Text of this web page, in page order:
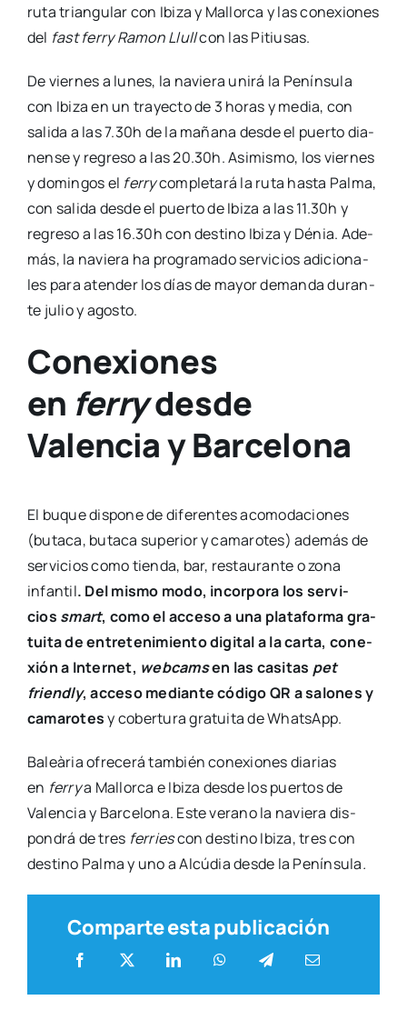
ruta trian­gu­lar con Ibi­za y Mallor­ca y las cone­xio­nes
del fast ferry Ramon Llullcon las Pitiu­sas.
De vier­nes a lunes, la navie­ra uni­rá la Penín­su­la
con Ibi­za en un tra­yec­to de 3 horas y media, con
sali­da a las 7.30h de la maña­na des­de el puer­to dia­
nen­se y regre­so a las 20.30h. Asi­mis­mo, los vier­nes
y domin­gos el ferrycom­ple­ta­rá la ruta has­ta Pal­ma,
con sali­da des­de el puer­to de Ibi­za a las 11.30h y
regre­so a las 16.30h con des­tino Ibi­za y Dénia. Ade­
más, la navie­ra ha pro­gra­ma­do ser­vi­cios adi­cio­na­
les para aten­der los días de mayor deman­da duran­
te julio y agos­to.
Conexiones
en ferrydesde
Valencia y Barcelona
El buque dis­po­ne de dife­ren­tes aco­mo­da­cio­nes
(buta­ca, buta­ca supe­rior y cama­ro­tes) ade­más de
ser­vi­cios como tien­da, bar, res­tau­ran­te o zona
infan­til. Del mis­mo modo, incor­po­ra los ser­vi­
cios smart, como el acce­so a una pla­ta­for­ma gra­
tui­ta de entre­te­ni­mien­to digi­tal a la car­ta, cone­
xión a Inter­net, web­camsen las casi­tas pet
friendly, acce­so median­te códi­go QR a salo­nes y
cama­ro­tesy cober­tu­ra gra­tui­ta de WhatsApp.
Baleà­ria ofre­ce­rá tam­bién cone­xio­nes dia­rias
en ferrya Mallor­ca e Ibi­za des­de los puer­tos de
Valen­cia y Bar­ce­lo­na. Este verano la navie­ra dis­
pon­drá de tres ferriescon des­tino Ibi­za, tres con
des­tino Pal­ma y uno a Alcú­dia des­de la Penín­su­la.
Comparte esta publicación